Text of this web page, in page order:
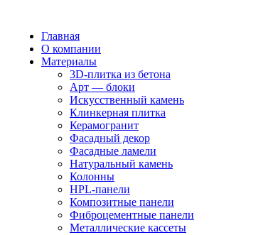
Главная
О компании
Материалы
3D-плитка из бетона
Арт — блоки
Искусственный камень
Клинкерная плитка
Керамогранит
Фасадный декор
Фасадные ламели
Натуральный камень
Колонны
HPL-панели
Композитные панели
Фиброцементные панели
Металлические кассеты